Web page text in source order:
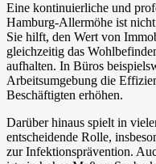
Eine kontinuierliche und
Hamburg-Allermöhe ist
Sie hilft, den Wert von
gleichzeitig das
aufhalten. In Büros
Arbeitsumgebung die
Beschäftigten erhöhen.
Darüber hinaus spielt in
entscheidende Rolle,
zur Infektionsprävention.